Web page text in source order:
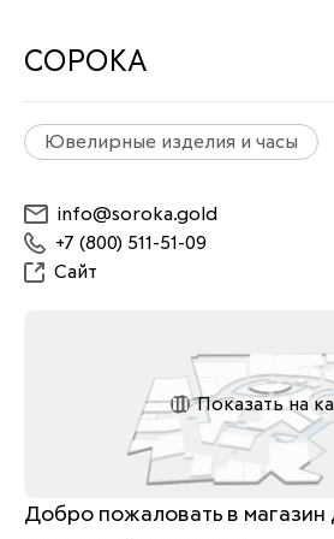
СОРОКА
Ювелирные изделия и часы
info@soroka.gold
+7 (800) 511-51-09
Сайт
Показать на
Добро пожаловать в магазин